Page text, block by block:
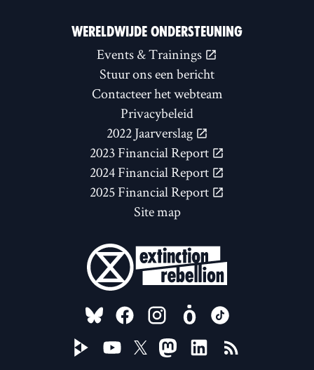
WERELDWIJDE ONDERSTEUNING
Events & Trainings
Stuur ons een bericht
Contacteer het webteam
Privacybeleid
2022 Jaarverslag
2023 Financial Report
2024 Financial Report
2025 Financial Report
Site map
FOLLOW US ON